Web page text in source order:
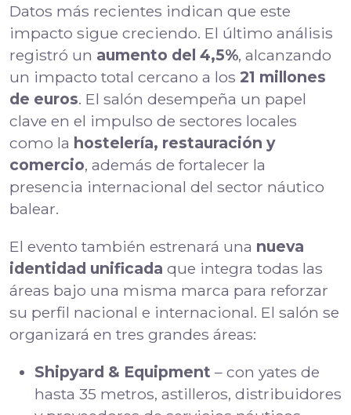
Datos más recientes indican que este
impacto sigue creciendo. El último análisis
registró un aumento del 4,5%, alcanzando
un impacto total cercano a los 21 millones
de euros. El salón desempeña un papel
clave en el impulso de sectores locales
como la hostelería, restauración y
comercio, además de fortalecer la
presencia internacional del sector náutico
balear.
El evento también estrenará una nueva
identidad unificada que integra todas las
áreas bajo una misma marca para reforzar
su perfil nacional e internacional. El salón se
organizará en tres grandes áreas:
Shipyard & Equipment – con yates de
hasta 35 metros, astilleros, distribuidores